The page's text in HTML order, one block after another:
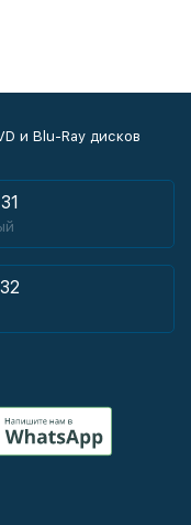
и Blu-Ray дисков